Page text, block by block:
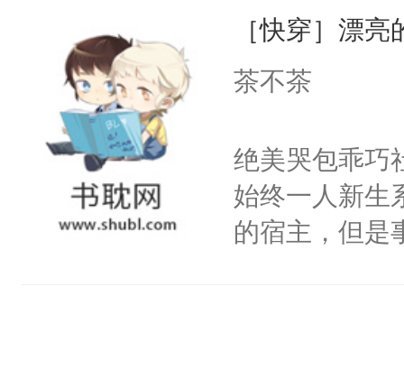
们竟然欺负
宴：要不你
来……“蛇蛇，
堂魔尊……行
位，当日就抢
神偏执：不许
病，一个个
上了还是无动
间变脸背叛他
的恶事他都对
一个权力滔天
右男主又报复
［快穿］漂
茶不茶
绝美哭包乖巧
始终一人新生
的宿主，但